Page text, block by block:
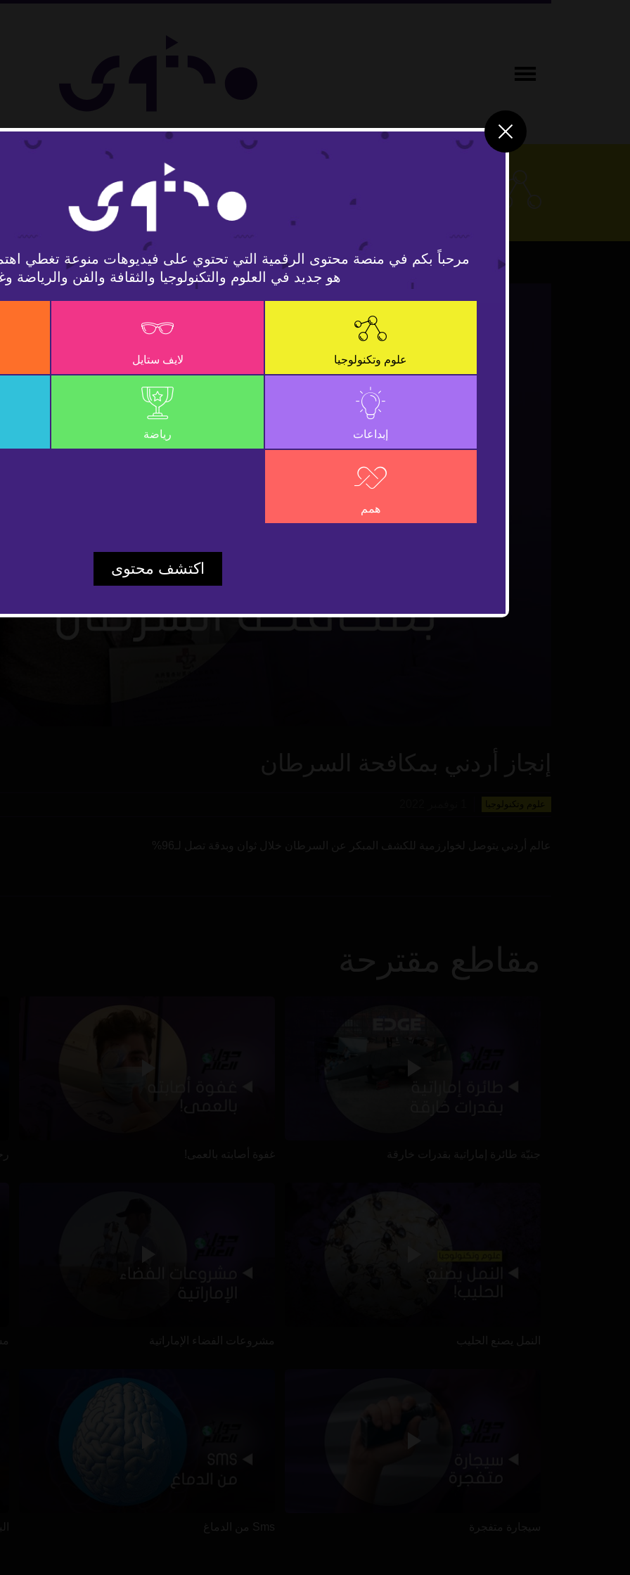
علوم وتكنولوجيا
Play
Video
إنجاز أردني بمكافحة السرطان
علوم وتكنولوجيا
عالم أردني يتوصل لخوارزمية للكشف المبكر عن السرطان خلال ثوان وبدقة تصل لـ96%
مقاطع مقترحة
جنيّة طائرة إماراتية بقدرات خارقة غفوة أصابته بالعمى!
النمل يصنع الحليب مشروعات الفضاء الإماراتية
سيجارة متفجرة Sms من الدماغ
مرحباً بكم في منصة محتوى الرقمية التي تحتوي على فيديوهات منوعة تغطي
هو جديد في العلوم والتكنولوجيا والثقافة والفن والرياضة
علوم وتكنولوجيا لايف ستايل
إبداعات رياضة
همم
اكتشف محتوى